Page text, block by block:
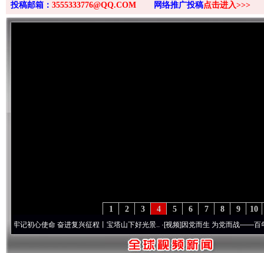
投稿邮箱： 3555333776@QQ.COM 网络推广投稿点击进入>>>
10
9
8
7
6
5
4
3
2
1
心使命 奋进复兴征程丨宝塔山下好光景..·[视频]因党而生 为党而战——百年“纪”事⑧